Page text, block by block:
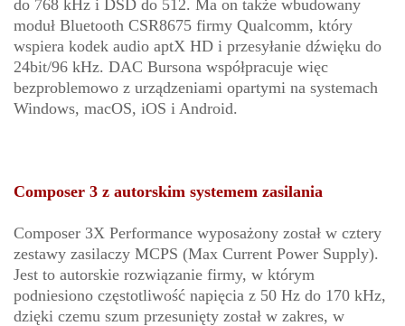
do 768 kHz i DSD do 512. Ma on także wbudowany
moduł Bluetooth CSR8675 firmy Qualcomm, który
wspiera kodek audio aptX HD i przesyłanie dźwięku do
24bit/96 kHz. DAC Bursona współpracuje więc
bezproblemowo z urządzeniami opartymi na systemach
Windows, macOS, iOS i Android.
Composer 3 z autorskim systemem zasilania
Composer 3X Performance wyposażony został w cztery
zestawy zasilaczy MCPS (Max Current Power Supply).
Jest to autorskie rozwiązanie firmy, w którym
podniesiono częstotliwość napięcia z 50 Hz do 170 kHz,
dzięki czemu szum przesunięty został w zakres, w